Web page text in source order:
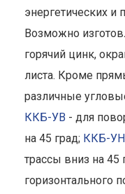
энергетических
Возможно
горячий цинк,
листа. Кроме
различные
ККБ-УВ - для
на 45 град; ККБ-УН
трассы вниз на 45
горизонтального